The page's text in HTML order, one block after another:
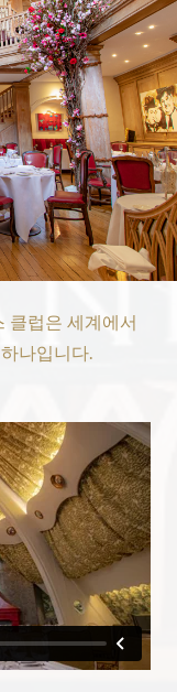
클럽은 세계에서
나입니다.